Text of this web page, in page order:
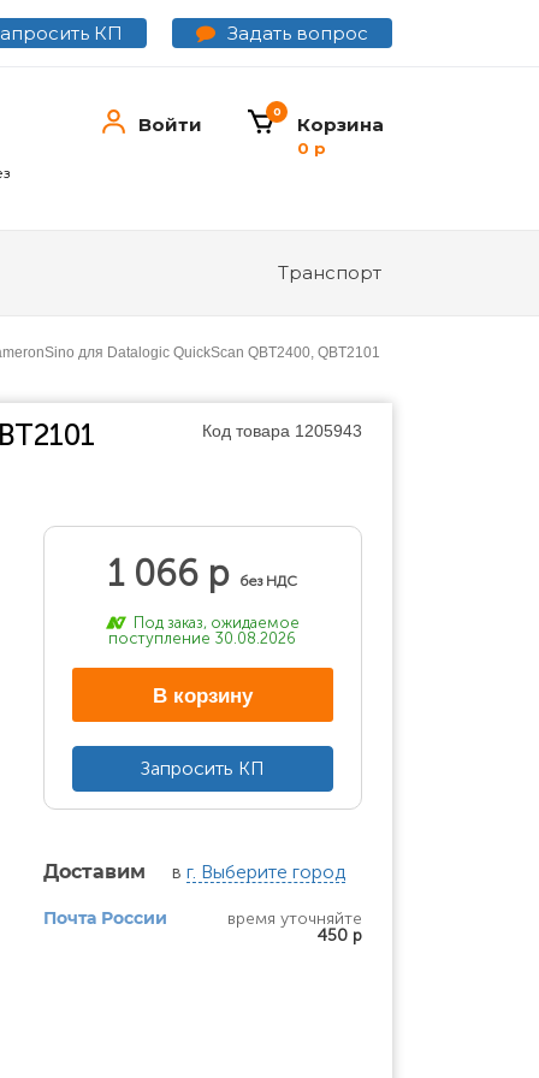
КП Задать вопрос
Войти Корзина
0
0 р
Транспорт
для Datalogic QuickScan QBT2400, QBT2101
Код товара 1205943
1 066 р без НДС
Под заказ, ожидаемое
поступление 30.08.2026
В корзину
Запросить КП
Доставим в г. Выберите город
Почта России
время уточняйте
450 р